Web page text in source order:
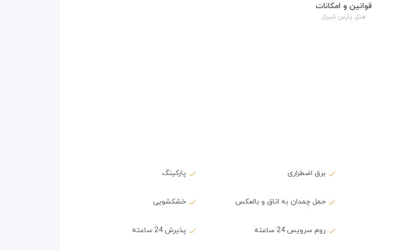
قوانین و امکانات
هتل پارس شیراز
برق اضطراری پارکینگ
حمل چمدان به اتاق و بالعکس خشکشویی
روم سرویس 24 ساعته پذیرش 24 ساعته